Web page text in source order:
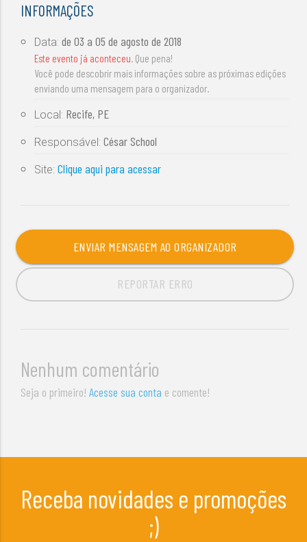
INFORMAÇÕES
Data:de03 a 05 de agosto de 2018
Este evento já aconteceu. Que pena!
Você pode descobrir mais informações sobre as próximas edições
enviando uma mensagem para o organizador.
Local: Recife, PE
Responsável:César School
Site:Clique aqui para acessar
ENVIAR MENSAGEM AO ORGANIZADOR
REPORTAR ERRO
Nenhum comentário
Seja o primeiro!Acesse sua conta e comente!
Receba novidades e promoções
;)